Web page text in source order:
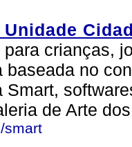
crianças,
no
de Arte
smart